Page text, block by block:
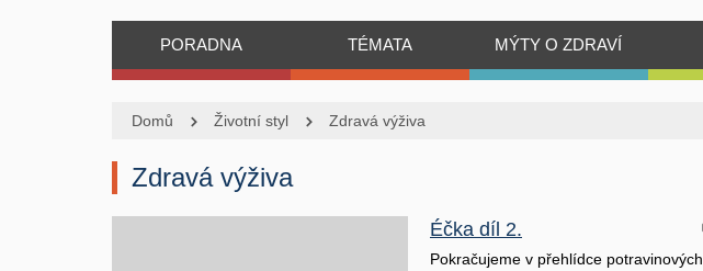
PORADNA TÉMATA MÝTY O ZDRAVÍ
Domů Životní styl Zdravá výživa
Zdravá výživa
Éčka díl 2.
Pokračujeme v přehlídce potravinových